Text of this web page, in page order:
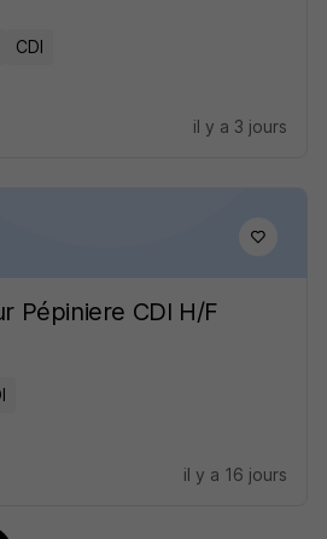
CDI
il y a 3 jours
Pépiniere CDI H/F
il y a 16 jours